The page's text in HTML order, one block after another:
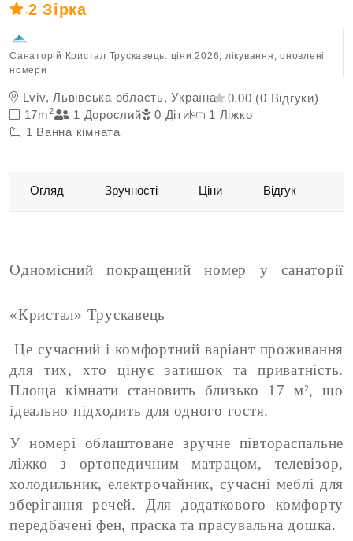
.2 Зірка
Санаторій Кристал Трускавець: ціни 2026, лікування, оновлені
номери
Lviv, Львівська область, Україна
0.00 (0 Відгуки)
17m2 1 Дорослий 0 Діти
1 Ліжко
1 Ванна кімната
Огляд Зручності Ціни Відгук
Одномісний покращений номер у санаторії
«Кристал» Трускавець
Це сучасний і комфортний варіант проживання
для тих, хто цінує затишок та приватність.
Площа кімнати становить близько 17 м², що
ідеально підходить для одного гостя.
У номері облаштоване зручне півтораспальне
ліжко з ортопедичним матрацом, телевізор,
холодильник, електрочайник, сучасні меблі для
зберігання речей. Для додаткового комфорту
передбачені фен, праска та прасувальна дошка.